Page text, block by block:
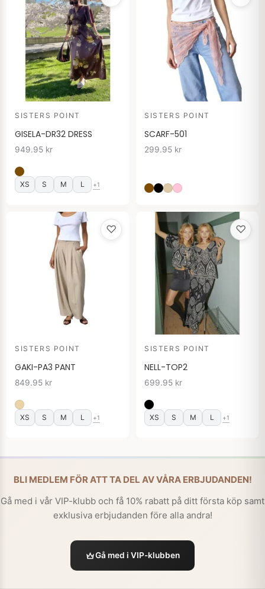
SISTERS POINT
GISELA-DR32 DRESS
949.95 kr
XS S M L +1
SISTERS POINT
SCARF-501
299.95 kr
♡
SISTERS POINT
GAKI-PA3 PANT
849.95 kr
XS S M L +1
♡
SISTERS POINT
NELL-TOP2
699.95 kr
XS S M L +1
BLI MEDLEM FÖR ATT TA DEL AV VÅRA ERBJUDANDEN!
Gå med i vår VIP-klubb och få 10% rabatt på ditt första köp samt
exklusiva erbjudanden före alla andra!
Gå med i VIP-klubben